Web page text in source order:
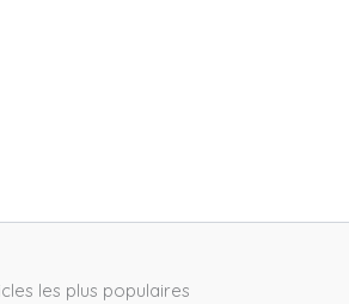
les plus populaires